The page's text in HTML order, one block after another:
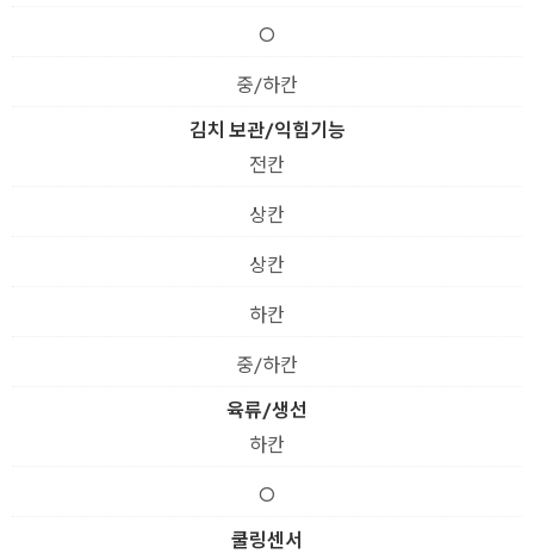
O
중/하칸
김치 보관/익힘기능
전칸
상칸
상칸
하칸
중/하칸
육류/생선
하칸
O
쿨링센서